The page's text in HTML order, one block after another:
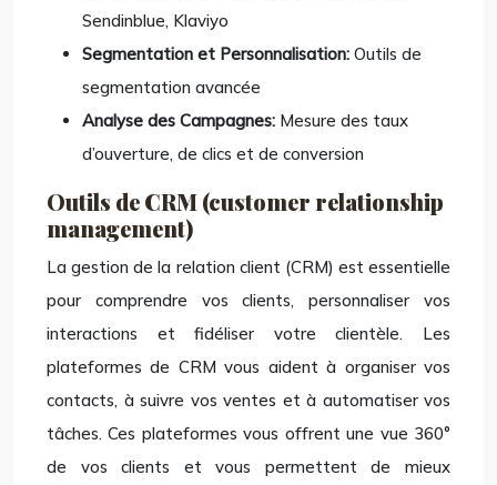
Sendinblue, Klaviyo
Segmentation et Personnalisation: Outils de
segmentation avancée
Analyse des Campagnes: Mesure des taux
d’ouverture, de clics et de conversion
Outils de CRM (customer relationship
management)
La gestion de la relation client (CRM) est essentielle
pour comprendre vos clients, personnaliser vos
interactions et fidéliser votre clientèle. Les
plateformes de CRM vous aident à organiser vos
contacts, à suivre vos ventes et à automatiser vos
tâches. Ces plateformes vous offrent une vue 360°
de vos clients et vous permettent de mieux